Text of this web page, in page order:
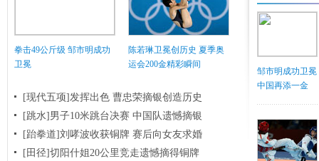
拳击49公斤级 邹市明成功
卫冕
陈若琳卫冕创历史 夏季奥
运会200金精彩瞬间
[现代五项]发挥出色 曹忠荣摘银创造历史
[跳水]男子10米跳台决赛 中国队遗憾摘银
[跆拳道]刘哮波收获铜牌 赛后向女友求婚
[田径]切阳什姐20公里竞走遗憾摘得铜牌
邹市明成功卫冕
中国再添一金